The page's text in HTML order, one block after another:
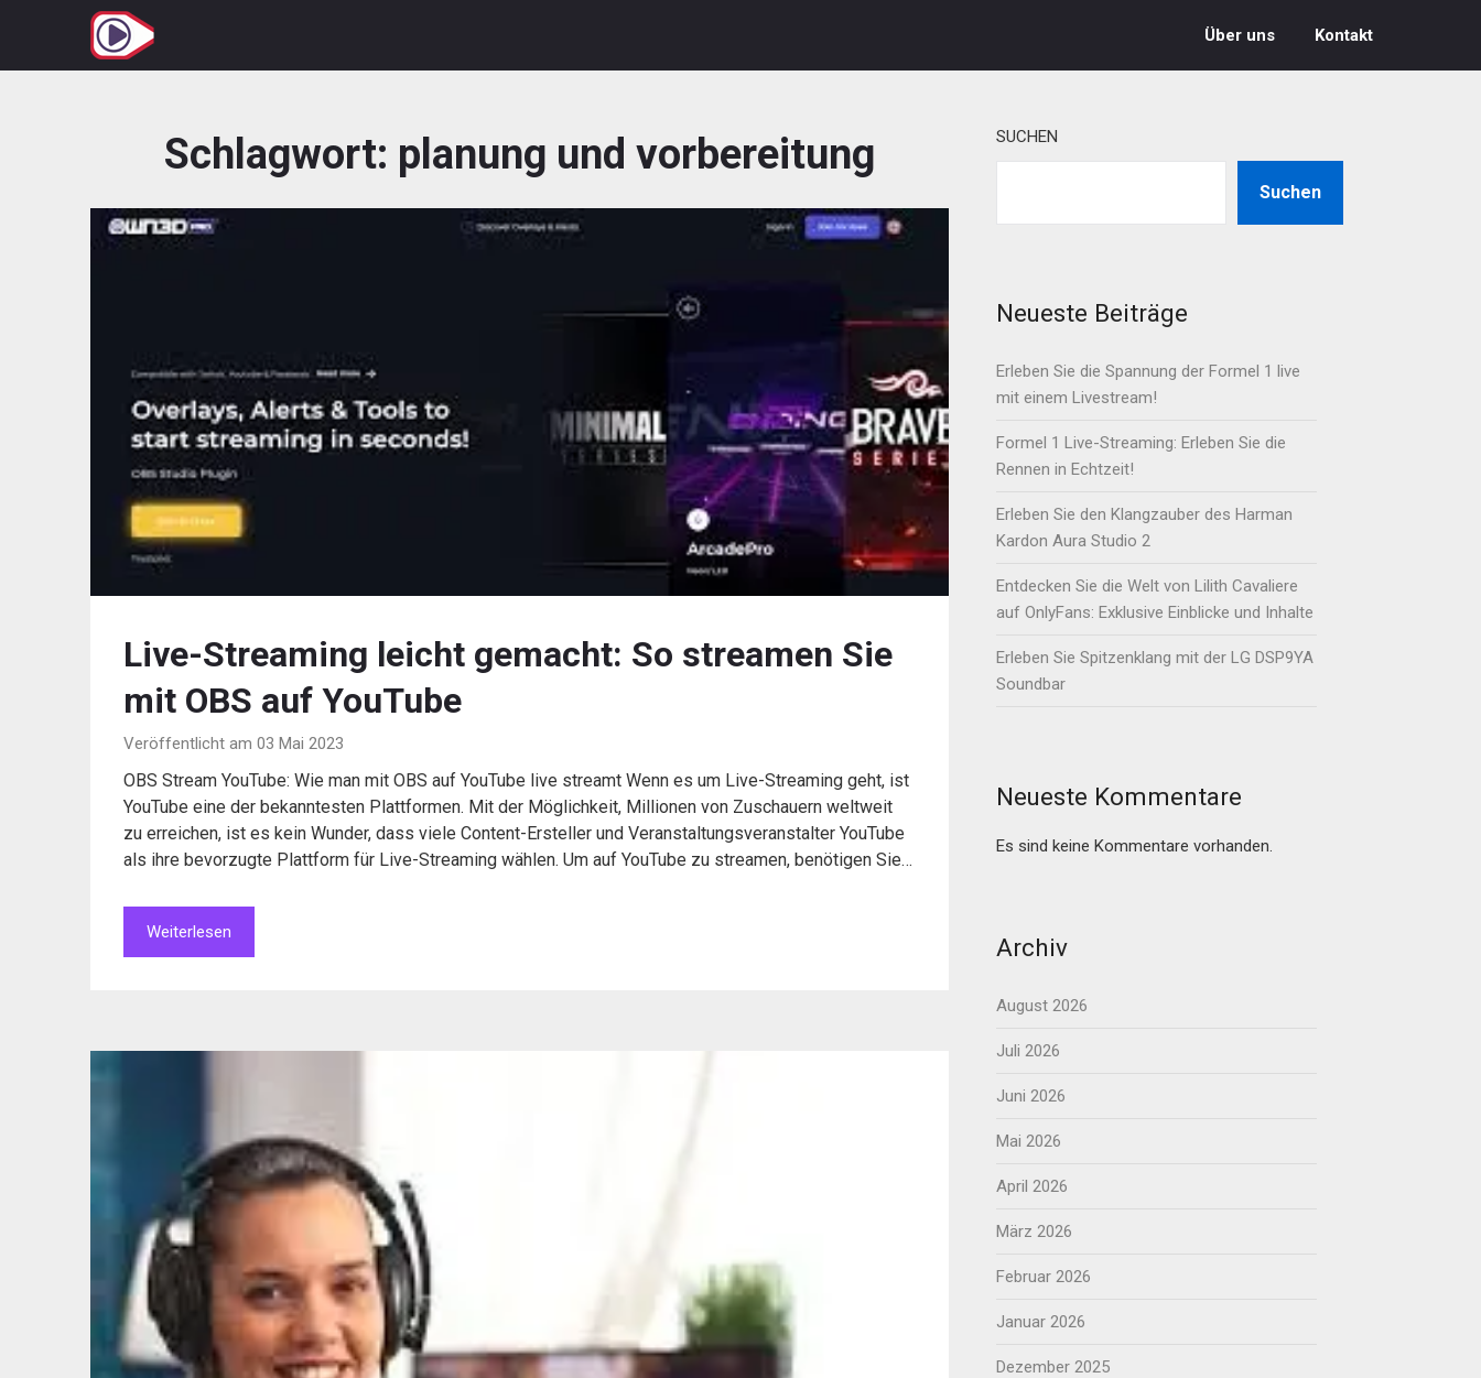
springen
Über uns Kontakt
Schlagwort: planung und vorbereitung
Live-Streaming leicht gemacht: So streamen Sie
mit OBS auf YouTube
Veröffentlicht am 03 Mai 2023
OBS Stream YouTube: Wie man mit OBS auf YouTube live streamt Wenn es um Live-Streaming geht, ist
YouTube eine der bekanntesten Plattformen. Mit der Möglichkeit, Millionen von Zuschauern weltweit
zu erreichen, ist es kein Wunder, dass viele Content-Ersteller und Veranstaltungsveranstalter YouTube
als ihre bevorzugte Plattform für Live-Streaming wählen. Um auf YouTube zu streamen, benötigen Sie…
Weiterlesen
SUCHEN
Suchen
Neueste Beiträge
Erleben Sie die Spannung der Formel 1 live
mit einem Livestream!
Formel 1 Live-Streaming: Erleben Sie die
Rennen in Echtzeit!
Erleben Sie den Klangzauber des Harman
Kardon Aura Studio 2
Entdecken Sie die Welt von Lilith Cavaliere
auf OnlyFans: Exklusive Einblicke und Inhalte
Erleben Sie Spitzenklang mit der LG DSP9YA
Soundbar
Neueste Kommentare
Es sind keine Kommentare vorhanden.
Archiv
August 2026
Juli 2026
Juni 2026
Mai 2026
April 2026
März 2026
Februar 2026
Januar 2026
Dezember 2025